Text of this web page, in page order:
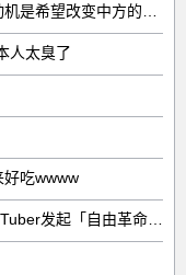
人太臭了
吃wwww